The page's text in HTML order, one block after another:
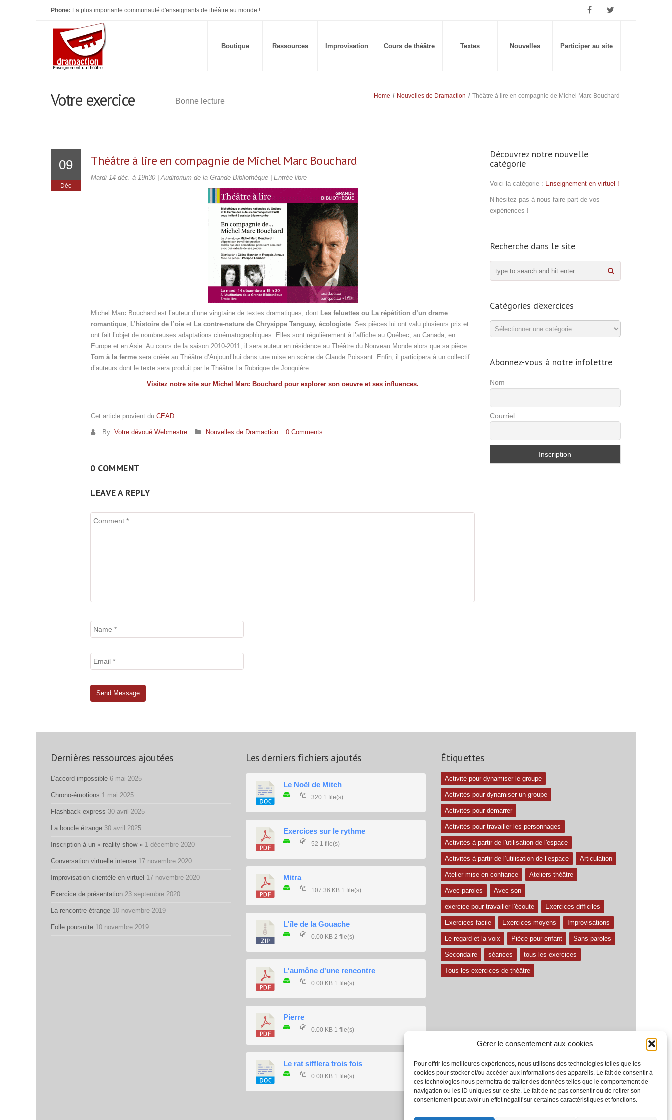
Gérer le consentement aux cookies
Pour offrir les meilleures expériences, nous utilisons des technologies telles que les
cookies pour stocker et/ou accéder aux informations des appareils. Le fait de consentir à
ces technologies nous permettra de traiter des données telles que le comportement de
navigation ou les ID uniques sur ce site. Le fait de ne pas consentir ou de retirer son
consentement peut avoir un effet négatif sur certaines caractéristiques et fonctions.
Phone: La plus importante communauté d'enseignants de théâtre au monde !
Boutique Ressources Improvisation Cours de théâtre Textes Nouvelles Participer au site
Votre exercice Bonne lecture
Home / Nouvelles de Dramaction / Théâtre à lire en compagnie de Michel Marc Bouchard
09
Déc
Théâtre à lire en compagnie de Michel Marc Bouchard
Mardi 14 déc. à 19h30 | Auditorium de la Grande Bibliothèque | Entrée libre
Michel Marc Bouchard est l’auteur d’une vingtaine de textes dramatiques, dont Les feluettes ou La répétition d’un drame
romantique, L’histoire de l’oie et La contre-nature de Chrysippe Tanguay, écologiste. Ses pièces lui ont valu plusieurs prix et
ont fait l’objet de nombreuses adaptations cinématographiques. Elles sont régulièrement à l’affiche au Québec, au Canada, en
Europe et en Asie. Au cours de la saison 2010-2011, il sera auteur en résidence au Théâtre du Nouveau Monde alors que sa pièce
Tom à la ferme sera créée au Théâtre d’Aujourd’hui dans une mise en scène de Claude Poissant. Enfin, il participera à un collectif
d’auteurs dont le texte sera produit par le Théâtre La Rubrique de Jonquière.
Visitez notre site sur Michel Marc Bouchard pour explorer son oeuvre et ses influences.
Cet article provient du CEAD.
By: Votre dévoué Webmestre Nouvelles de Dramaction 0 Comments
0 COMMENT
LEAVE A REPLY
Découvrez notre nouvelle
catégorie
Voici la catégorie : Enseignement en virtuel !
N’hésitez pas à nous faire part de vos
expériences !
Recherche dans le site
Catégories d’exercices
Catégories
d’exercices
Abonnez-vous à notre infolettre
Nom
Courriel
Dernières ressources ajoutées
L’accord impossible 6 mai 2025
Chrono-émotions 1 mai 2025
Flashback express 30 avril 2025
La boucle étrange 30 avril 2025
Inscription à un « reality show » 1 décembre 2020
Conversation virtuelle intense 17 novembre 2020
Improvisation clientèle en virtuel 17 novembre 2020
Exercice de présentation 23 septembre 2020
La rencontre étrange 10 novembre 2019
Folle poursuite 10 novembre 2019
Les derniers fichiers ajoutés
Le Noël de Mitch
320 1 file(s)
Exercices sur le rythme
52 1 file(s)
Mitra
107.36 KB 1 file(s)
L'île de la Gouache
0.00 KB 2 file(s)
L'aumône d'une rencontre
0.00 KB 1 file(s)
Pierre
0.00 KB 1 file(s)
Le rat sifflera trois fois
0.00 KB 1 file(s)
Étiquettes
Activité pour dynamiser le groupe
Activités pour dynamiser un groupe
Activités pour démarrer
Activités pour travailler les personnages
Activités à partir de l'utilisation de l'espace
Activités à partir de l’utilisation de l’espace Articulation
Atelier mise en confiance Ateliers théâtre
Avec paroles Avec son
exercice pour travailler l'écoute Exercices difficiles
Exercices facile Exercices moyens Improvisations
Le regard et la voix Pièce pour enfant Sans paroles
Secondaire séances tous les exercices
Tous les exercices de théâtre